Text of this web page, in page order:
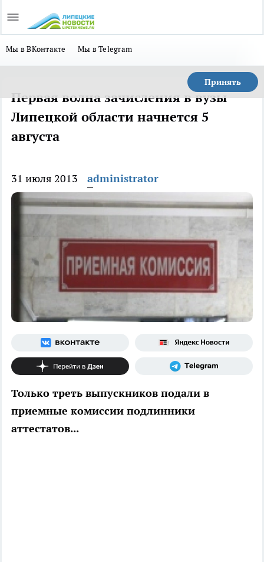
Мы в ВКонтакте Мы в Telegram
Принять
Первая волна зачисления в вузы
Липецкой области начнется 5
августа
31 июля 2013 administrator
Только треть выпускников подали в
приемные комиссии подлинники
аттестатов...